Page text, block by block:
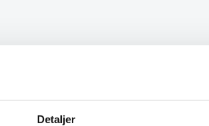
Detaljer
oplevelse.”